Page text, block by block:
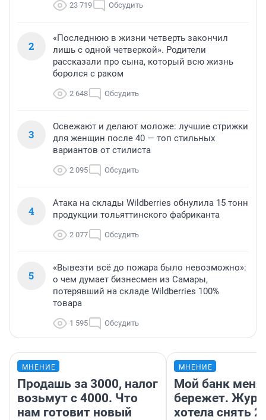
23 719 Обсудить
2
«Последнюю в жизни четверть закончил
лишь с одной четверкой». Родители
рассказали про сына, который всю жизнь
боролся с раком
2 648 Обсудить
3
Освежают и делают моложе: лучшие стрижки
для женщин после 40 — топ стильных
вариантов от стилиста
2 095 Обсудить
4
Атака на склады Wildberries обнулила 15 тонн
продукции тольяттинского фабриканта
2 077 Обсудить
5
«Вывезти всё до пожара было невозможно»:
о чем думает бизнесмен из Самары,
потерявший на складе Wildberries 100%
товара
1 595 Обсудить
МНЕНИЕ
Продашь за 3000, налог
возьмут с 4000. Что
нам готовит новый
МНЕНИЕ
Мой банк меня
бережет.
хотела снять